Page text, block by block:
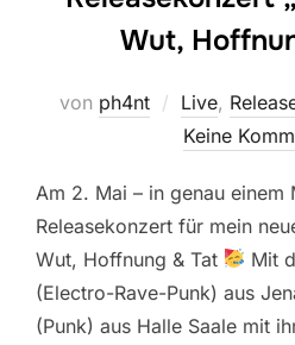
Wut,
von ph4nt Live,
Keine
Am 2. Mai – in genau einem
Releasekonzert für mein
Wut, Hoffnung & Tat
Mit
(Electro-Rave-Punk) aus
(Punk) aus Halle Saale mit